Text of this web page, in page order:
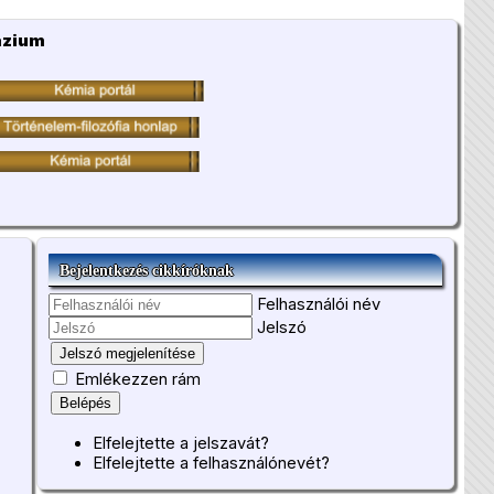
Bejelentkezés cikkíróknak
Felhasználói név
Jelszó
Jelszó megjelenítése
Emlékezzen rám
Belépés
Elfelejtette a jelszavát?
Elfelejtette a felhasználónevét?